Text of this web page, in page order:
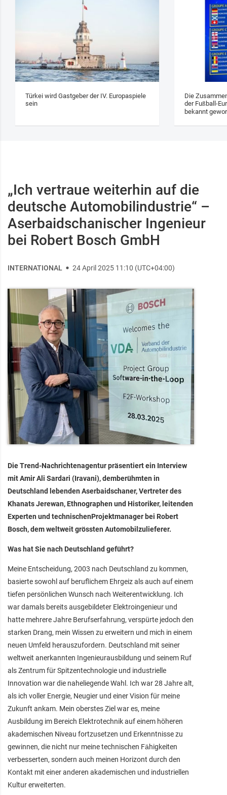
Türkei wird Gastgeber der IV. Europaspiele
sein
Die
der Fußball-
bekannt
„Ich vertraue weiterhin auf die
deutsche Automobilindustrie“ –
Aserbaidschanischer Ingenieur
bei Robert Bosch GmbH
INTERNATIONAL 24 April 2025 11:10 (UTC+04:00)
Die Trend-Nachrichtenagentur präsentiert ein Interview
mit Amir Ali Sardari (Iravani), demberühmten in
Deutschland lebenden Aserbaidschaner, Vertreter des
Khanats Jerewan, Ethnographen und Historiker, leitenden
Experten und technischenProjektmanager bei Robert
Bosch, dem weltweit grössten Automobilzulieferer.
Was hat Sie nach Deutschland geführt?
Meine Entscheidung, 2003 nach Deutschland zu kommen,
basierte sowohl auf beruflichem Ehrgeiz als auch auf einem
tiefen persönlichen Wunsch nach Weiterentwicklung. Ich
war damals bereits ausgebildeter Elektroingenieur und
hatte mehrere Jahre Berufserfahrung, verspürte jedoch den
starken Drang, mein Wissen zu erweitern und mich in einem
neuen Umfeld herauszufordern. Deutschland mit seiner
weltweit anerkannten Ingenieurausbildung und seinem Ruf
als Zentrum für Spitzentechnologie und industrielle
Innovation war die naheliegende Wahl. Ich war 28 Jahre alt,
als ich voller Energie, Neugier und einer Vision für meine
Zukunft ankam. Mein oberstes Ziel war es, meine
Ausbildung im Bereich Elektrotechnik auf einem höheren
akademischen Niveau fortzusetzen und Erkenntnisse zu
gewinnen, die nicht nur meine technischen Fähigkeiten
verbesserten, sondern auch meinen Horizont durch den
Kontakt mit einer anderen akademischen und industriellen
Kultur erweiterten.